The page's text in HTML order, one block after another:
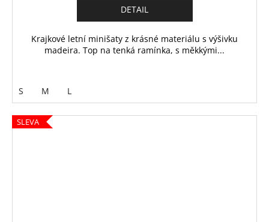
DETAIL
Krajkové letní minišaty z krásné materiálu s výšivku
madeira. Top na tenká ramínka, s měkkými...
S M L
SLEVA